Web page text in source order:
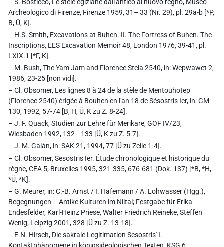
– S. Bosticco, Le stele egiziane dall'antico al nuovo regno, Museo
Archeologico di Firenze, Firenze 1959, 31– 33 (Nr. 29), pl. 29a-b [*P,
B, Ü, K].
– H.S. Smith, Excavations at Buhen. II. The Fortress of Buhen. The
Inscriptions, EES Excavation Memoir 48, London 1976, 39-41, pl.
LXIX.1 [*F, K].
– M. Bush, The Yam Jam and Florence Stela 2540, in: Wepwawet 2,
1986, 23-25 [non vidi].
– Cl. Obsomer, Les lignes 8 à 24 de la stèle de Mentouhotep
(Florence 2540) érigée à Bouhen en l'an 18 de Sésostris Ier, in: GM
130, 1992, 57-74 [B, H, Ü, K zu Z. 8-24].
– J. F. Quack, Studien zur Lehre für Merikare, GOF IV/23,
Wiesbaden 1992, 132– 133 [Ü, K zu Z. 5-7].
– J. M. Galán, in: SAK 21, 1994, 77 [Ü zu Zeile 1-4].
– Cl. Obsomer, Sesostris Ier. Étude chronologique et historique du
règne, CEA 5, Bruxelles 1995, 321-335, 676-681 (Dok. 137) [*B, *H,
*Ü, *K].
– G. Meurer, in: C.-B. Arnst / I. Hafemann / A. Lohwasser (Hgg.),
Begegnungen – Antike Kulturen im Niltal; Festgabe für Erika
Endesfelder, Karl-Heinz Priese, Walter Friedrich Reineke, Steffen
Wenig; Leipzig 2001, 328 [Ü zu Z. 13-18].
– E.N. Hirsch, Die sakrale Legitimation Sesostris' I.